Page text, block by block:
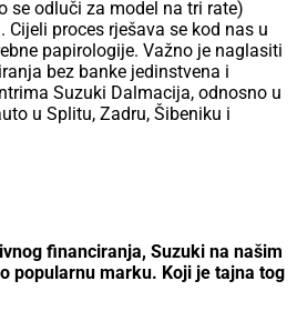
se odluči za model na tri rate)
proces rješava se kod nas u
papirologije. Važno je naglasiti
bez banke jedinstvena i
Suzuki Dalmacija, odnosno u
u Splitu, Zadru, Šibeniku i
financiranja, Suzuki na našim
popularnu marku. Koji je tajna tog